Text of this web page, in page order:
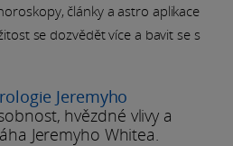
články a astro aplikace
se dozvědět více a bavit se s
Jeremyho
hvězdné vlivy a
Jeremyho Whitea.